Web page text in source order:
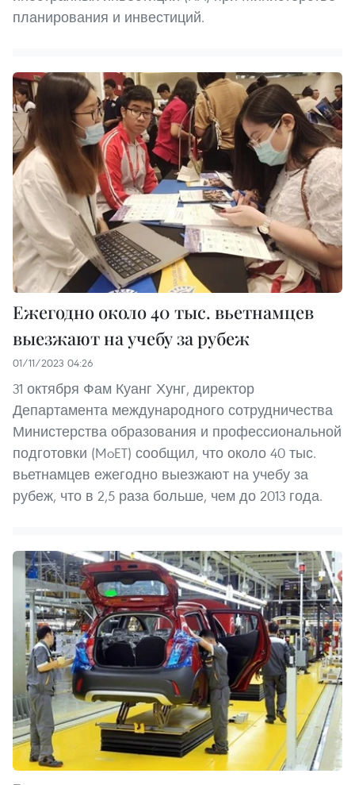
планирования и инвестиций.
Ежегодно около 40 тыс. вьетнамцев
выезжают на учебу за рубеж
01/11/2023 04:26
31 октября Фам Куанг Хунг, директор
Департамента международного сотрудничества
Министерства образования и профессиональной
подготовки (MoET) сообщил, что около 40 тыс.
вьетнамцев ежегодно выезжают на учебу за
рубеж, что в 2,5 раза больше, чем до 2013 года.